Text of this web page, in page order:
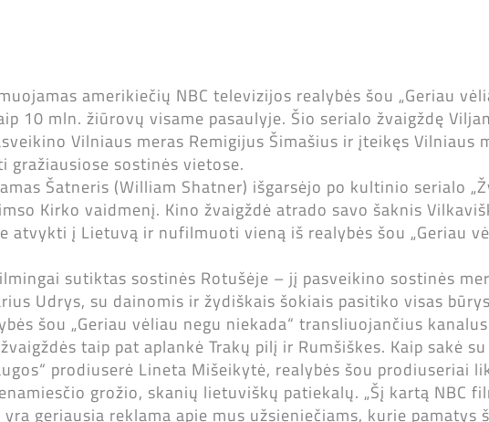
amerikiečių NBC televizijos realybės šou „Geriau
10 mln. žiūrovų visame pasaulyje. Šio serialo žvaigždę
Vilniaus meras Remigijus Šimašius ir įteikęs Vilniaus
gražiausiose sostinės vietose.
Šatneris (William Shatner) išgarsėjo po kultinio serialo
Kirko vaidmenį. Kino žvaigždė atrado savo šaknis
atvykti į Lietuvą ir nufilmuoti vieną iš realybės šou „Geriau
sutiktas sostinės Rotušėje – jį pasveikino sostinės
Udrys, su dainomis ir žydiškais šokiais pasitiko visas
šou „Geriau vėliau negu niekada“ transliuojančius
taip pat aplankė Trakų pilį ir Rumšiškes. Kaip sakė
prodiuserė Lineta Mišeikytė, realybės šou prodiuseriai
grožio, skanių lietuviškų patiekalų. „Šį kartą NBC
geriausia reklama apie mus užsieniečiams, kurie pamatys